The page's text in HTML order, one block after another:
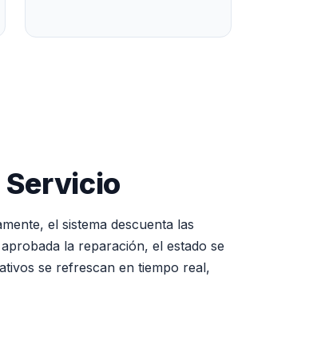
Servicio
el sistema descuenta las
la reparación, el estado se
se refrescan en tiempo real,